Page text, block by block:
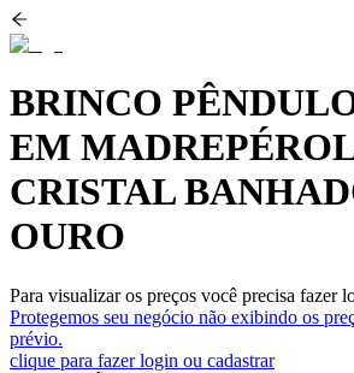
BRINCO
EM
CRISTAL
OURO
Para visualizar os preços você precisa fazer
Protegemos seu negócio não exibindo os
prévio.
clique para fazer login ou cadastrar